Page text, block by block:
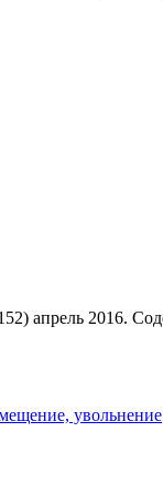
апрель 2016.
увольнение